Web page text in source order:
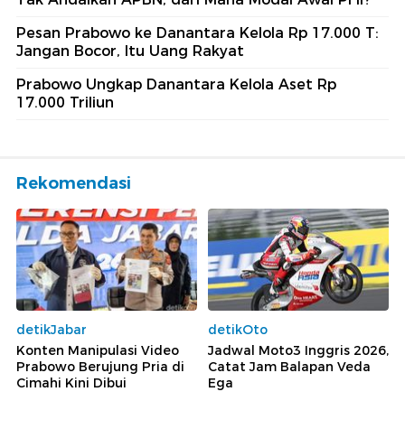
Pesan Prabowo ke Danantara Kelola Rp 17.000 T:
Jangan Bocor, Itu Uang Rakyat
Prabowo Ungkap Danantara Kelola Aset Rp
17.000 Triliun
Rekomendasi
detikJabar
Konten Manipulasi Video
Prabowo Berujung Pria di
Cimahi Kini Dibui
detikOto
Jadwal Moto3 Inggris 2026,
Catat Jam Balapan Veda
Ega